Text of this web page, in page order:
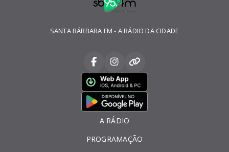
SANTA BÁRBARA FM - A RÁDIO DA CIDADE
A RÁDIO
PROGRAMAÇÃO